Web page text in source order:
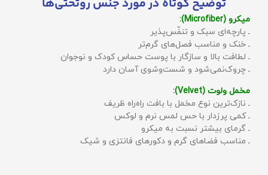
توضیح کوتاه در مورد جنس روتختی‌ها
میکرو (Microfiber):
ـ پارچه‌ای سبک و تنفّس‌پذیر
ـ خنک و مناسب فصل‌های گرم‌تر
ـ لطافت بالا و سازگار با پوست حساس کودک و نوجوان
ـ چروک‌نمی‌شود و شست‌وشوی آسان دارد
مخمل ولوت (Velvet):
ـ نازک‌ترین نوع مخمل با بافت راه‌راه ظریف
ـ کمی پرزدار با حس لمس نرم و لوکس
ـ گرمای بیشتر نسبت به میکرو
ـ مناسب فضاهای گرم و دکورهای فانتزی و شیک